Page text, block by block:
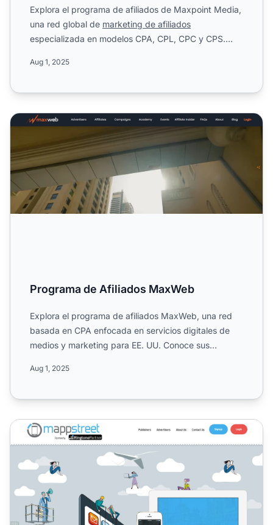
Explora el programa de afiliados de Maxpoint Media,
una red global de marketing de afiliados
especializada en modelos CPA, CPL, CPC y CPS.
Aug 1, 2025
Programa de Afiliados MaxWeb
Programa de Afiliados MaxWeb
Explora el programa de afiliados MaxWeb, una red
basada en CPA enfocada en servicios digitales de
medios y marketing para EE. UU. Conoce sus
Aug 1, 2025
Programa de Afiliados de Mappstreet